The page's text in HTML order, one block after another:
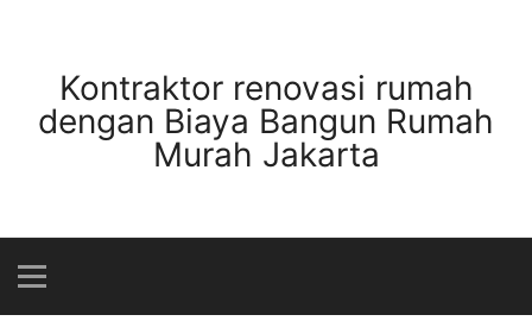
contentKontraktor renovasi rumah
dengan Biaya Bangun Rumah
Murah Jakarta